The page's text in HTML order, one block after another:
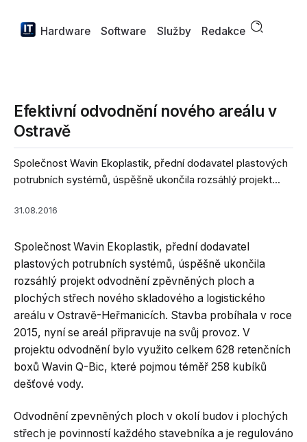
Hardware Software Služby Redakce
Efektivní odvodnění nového areálu v
Ostravě
Společnost Wavin Ekoplastik, přední dodavatel plastových
potrubních systémů, úspěšně ukončila rozsáhlý projekt...
31.08.2016
Společnost Wavin Ekoplastik, přední dodavatel
plastových potrubních systémů, úspěšně ukončila
rozsáhlý projekt odvodnění zpěvněných ploch a
plochých střech nového skladového a logistického
areálu v Ostravě-Heřmanicích. Stavba probíhala v roce
2015, nyní se areál připravuje na svůj provoz. V
projektu odvodnění bylo využito celkem 628 retenčních
boxů Wavin Q-Bic, které pojmou téměř 258 kubíků
dešťové vody.
Odvodnění zpevněných ploch v okolí budov i plochých
střech je povinností každého stavebníka a je regulováno